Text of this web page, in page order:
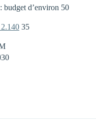
d’environ 50
35